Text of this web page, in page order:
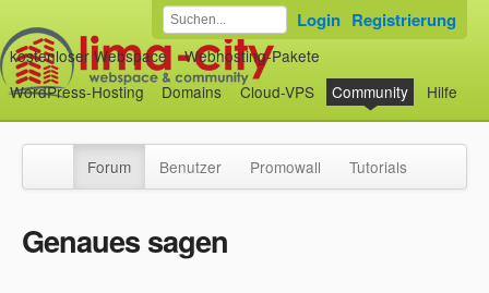
kostenloser Webspace
Webhosting-Pakete
WordPress-Hosting
Domains Cloud-VPS Community Hilfe
Login Registrierung
Forum Benutzer Promowall Tutorials
Genaues sagen